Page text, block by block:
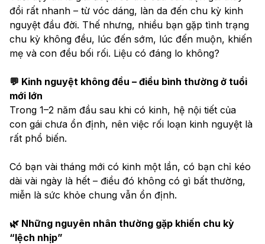
đổi rất nhanh – từ vóc dáng, làn da đến chu kỳ kinh
nguyệt đầu đời. Thế nhưng, nhiều bạn gặp tình trạng
chu kỳ không đều, lúc đến sớm, lúc đến muộn, khiến
mẹ và con đều bối rối. Liệu có đáng lo không?
💬 Kinh nguyệt không đều – điều bình thường ở tuổi
mới lớn
Trong 1–2 năm đầu sau khi có kinh, hệ nội tiết của
con gái chưa ổn định, nên việc rối loạn kinh nguyệt là
rất phổ biến.
Có bạn vài tháng mới có kinh một lần, có bạn chỉ kéo
dài vài ngày là hết – điều đó không có gì bất thường,
miễn là sức khỏe chung vẫn ổn định.
🌿 Những nguyên nhân thường gặp khiến chu kỳ
“lệch nhịp”